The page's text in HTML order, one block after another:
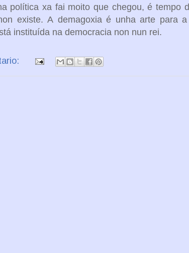
política xa fai moito que chegou, é tempo
existe. A demagoxia é unha arte para
instituída na democracia non nun rei.